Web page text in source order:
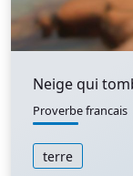
Neige qui
Proverbe francais
terre